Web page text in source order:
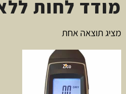
מודד לחות
מציג תוצאה אחת